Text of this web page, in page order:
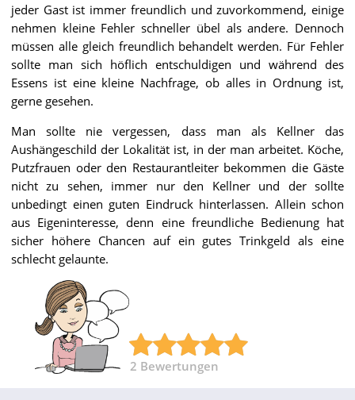
jeder Gast ist immer freundlich und zuvorkommend, einige
nehmen kleine Fehler schneller übel als andere. Dennoch
müssen alle gleich freundlich behandelt werden. Für Fehler
sollte man sich höflich entschuldigen und während des
Essens ist eine kleine Nachfrage, ob alles in Ordnung ist,
gerne gesehen.
Man sollte nie vergessen, dass man als Kellner das
Aushängeschild der Lokalität ist, in der man arbeitet. Köche,
Putzfrauen oder den Restaurantleiter bekommen die Gäste
nicht zu sehen, immer nur den Kellner und der sollte
unbedingt einen guten Eindruck hinterlassen. Allein schon
aus Eigeninteresse, denn eine freundliche Bedienung hat
sicher höhere Chancen auf ein gutes Trinkgeld als eine
schlecht gelaunte.
2 Bewertungen